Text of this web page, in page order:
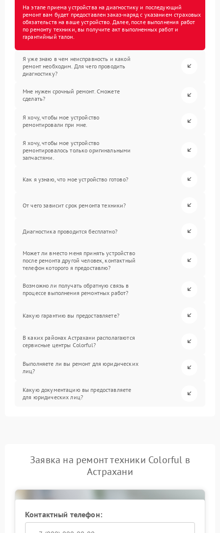
На этапе приема устройства на диагностику и последующий
ремонт вам будет предоставлен заказ-наряд с указанием страховых
обязательств на ваше устройство. Далее, после выполнения работ
по ремонту техники, вы получите акт выполненных работ и
гарантийный талон.
Я уже знаю в чем неисправность и какой
ремонт необходим. Для чего проводить
диагностику?
Мне нужен срочный ремонт. Сможете
сделать?
Я хочу, чтобы мое устройство
ремонтировали при мне.
Я хочу, чтобы мое устройство
ремонтировалось только оригинальными
запчастями.
Как я узнаю, что мое устройство готово?
От чего зависит срок ремонта техники?
Диагностика проводится бесплатно?
Может ли вместо меня принять устройство
после ремонта другой человек, контактный
телефон которого я предоставлю?
Возможно ли получать обратную связь в
процессе выполнения ремонтных работ?
Какую гарантию вы предоставляете?
В каких районах Астрахани располагаются
сервисные центры Colorful?
Выполняете ли вы ремонт для юридических
лиц?
Какую документацию вы предоставляете
для юридических лиц?
Заявка на ремонт техники Colorful в
Астрахани
Контактный телефон: